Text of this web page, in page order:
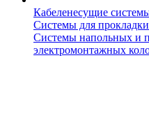
Кабеленесущие
Системы для прокладки
Системы напольных и
электромонтажных